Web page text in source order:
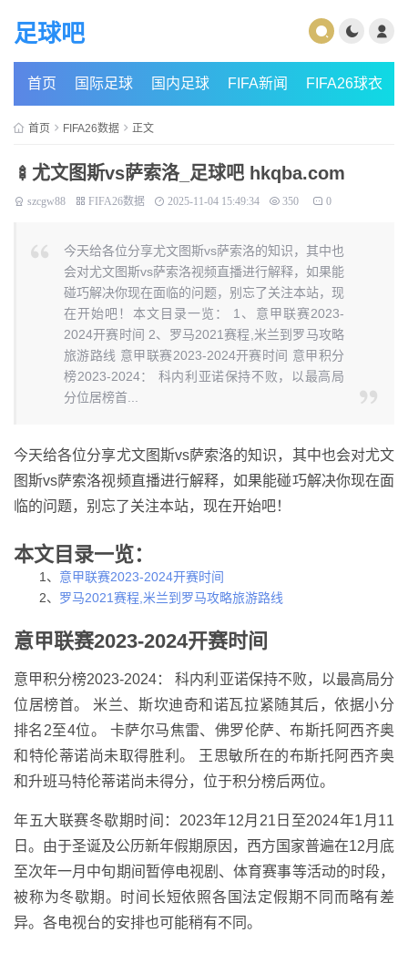
足球吧
首页 国际足球 国内足球 FIFA新闻 FIFA26球衣
首页 FIFA26数据 正文
🍢尤文图斯vs萨索洛_足球吧 hkqba.com
szcgw88 FIFA26数据 2025-11-04 15:49:34 350 0
今天给各位分享尤文图斯vs萨索洛的知识，其中也
会对尤文图斯vs萨索洛视频直播进行解释，如果能
碰巧解决你现在面临的问题，别忘了关注本站，现
在开始吧！本文目录一览： 1、意甲联赛2023-
2024开赛时间 2、罗马2021赛程,米兰到罗马攻略
旅游路线 意甲联赛2023-2024开赛时间 意甲积分
榜2023-2024： 科内利亚诺保持不败，以最高局
分位居榜首...
今天给各位分享尤文图斯vs萨索洛的知识，其中也会对尤文
图斯vs萨索洛视频直播进行解释，如果能碰巧解决你现在面
临的问题，别忘了关注本站，现在开始吧！
本文目录一览：
1、 意甲联赛2023-2024开赛时间
2、 罗马2021赛程,米兰到罗马攻略旅游路线
意甲联赛2023-2024开赛时间
意甲积分榜2023-2024： 科内利亚诺保持不败，以最高局分
位居榜首。 米兰、斯坎迪奇和诺瓦拉紧随其后，依据小分
排名2至4位。 卡萨尔马焦雷、佛罗伦萨、布斯托阿西齐奥
和特伦蒂诺尚未取得胜利。 王思敏所在的布斯托阿西齐奥
和升班马特伦蒂诺尚未得分，位于积分榜后两位。
年五大联赛冬歇期时间：2023年12月21日至2024年1月11
日。由于圣诞及公历新年假期原因，西方国家普遍在12月底
至次年一月中旬期间暂停电视剧、体育赛事等活动的时段，
被称为冬歇期。时间长短依照各国法定假期不同而略有差
异。各电视台的安排也可能稍有不同。